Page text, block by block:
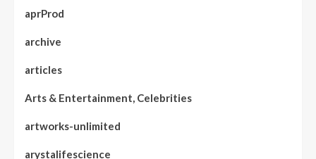
aprProd
archive
articles
Arts & Entertainment, Celebrities
artworks-unlimited
arystalifescience